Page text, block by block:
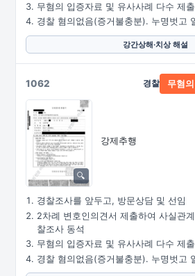
무혐의 입증자료 및 유사사례 다수 제출
경찰 혐의없음(증거불충분). 누명벗고
강간상해·치상 해설
1062
강제추행
경찰 무혐
경찰조사를 앞두고, 방문상담 및 선임
2차례 변호인의견서 제출하여 사실관
찰조사 동석
무혐의 입증자료 및 유사사례 다수 제출
경찰 혐의없음(증거불충분). 누명벗고